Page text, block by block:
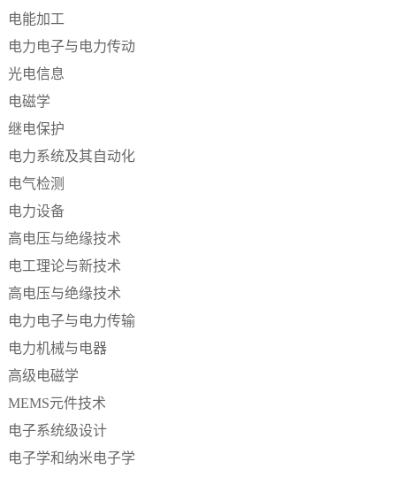
电能加工
电力电子与电力传动
光电信息
电磁学
继电保护
电力系统及其自动化
电气检测
电力设备
高电压与绝缘技术
电工理论与新技术
高电压与绝缘技术
电力电子与电力传输
电力机械与电器
高级电磁学
MEMS元件技术
电子系统级设计
电子学和纳米电子学